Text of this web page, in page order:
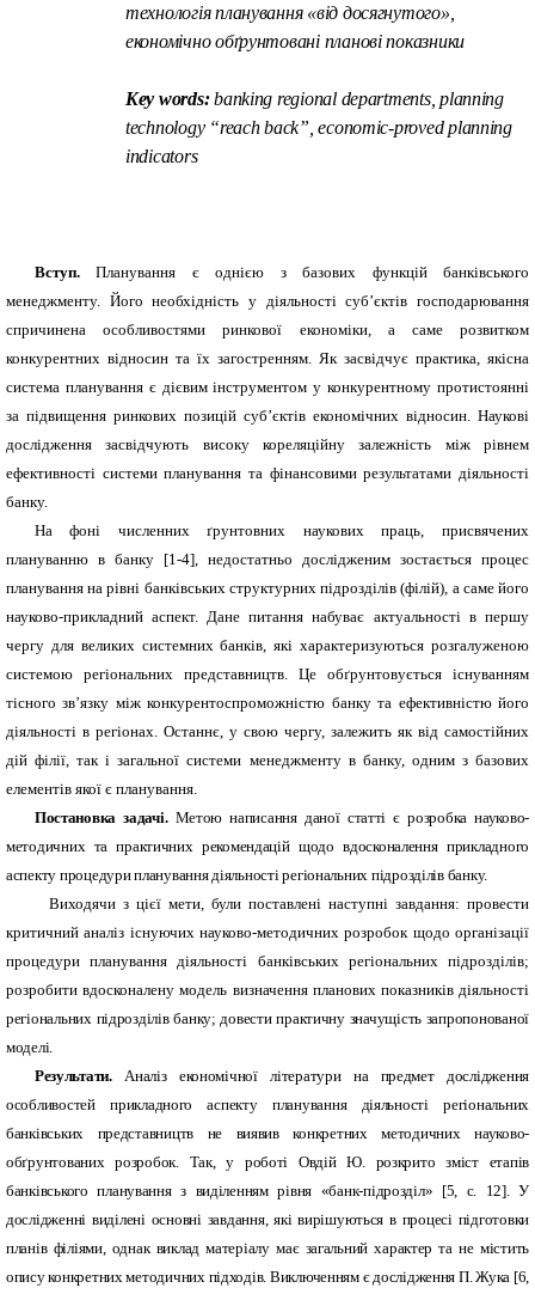
технологія планування «від досягнутого»,
економічно обґрунтовані планові показники
Key words:banking regional departments, planning
technology “reachback”, economic-proved planning
indicators
Вступ.Планування є однією з базових функцій банківського
менеджменту. Його необхідність у діяльності суб’єктів господарювання
спричинена особливостями ринкової економіки, а саме розвитком
конкурентних відносин та їх загостренням. Як засвідчує практика, якісна
система планування є дієвим інструментом у конкурентному протистоянні
за підвищення ринкових позицій суб’єктів економічних відносин. Наукові
дослідження засвідчують високу кореляційну залежність між рівнем
ефективності системи планування та фінансовими результатами діяльності
банку.
На фоні численних ґрунтовних наукових праць, присвячених
плануванню в банку [1-4], недостатньо дослідженим зостається процес
планування на рівні банківських структурних підрозділів (філій), а саме його
науково-прикладний аспект.
Дане питання набуває актуальності в першу
чергу для великих системних банків, які характеризуються розгалуженою
системою регіональних представництв. Це обґрунтовується існуванням
тісного зв’язку між конкурентоспроможністю банку та ефективністю його
діяльності в регіонах. Останнє, у свою чергу, залежить як від самостійних
дій філії, так і загальної системи менеджменту в банку, одним з базових
елементів якої є планування.
Постановка задачі. Метою написання даної статті є розробка науково-
методичних та практичних рекомендацій щодо вдосконалення прикладного
аспекту процедури планування діяльності регіональних підрозділів банку.
Виходячи з цієї мети, були поставлені наступні завдання: провести
критичний аналіз існуючих науково-методичних розробок щодо організації
процедури планування діяльності банківських регіональних підрозділів;
розробити вдосконалену модель визначення планових показників діяльності
регіональних підрозділів банку; довести практичну значущість запропонованої
моделі.
Результати.Аналіз економічної літератури на предмет дослідження
особливостей прикладного аспекту планування діяльності регіональних
банківських представництв не виявив конкретних методичних науково-
обґрунтованих розробок. Так, у роботі Овдій Ю. розкрито зміст етапів
банківського планування з виділенням рівня «банк-підрозділ» [5, c. 12]. У
дослідженні виділені основні завдання, які вирішуються в процесі підготовки
планів філіями, однак виклад матеріалу має загальний характер та не містить
опису конкретних методичних підходів. Виключенням є дослідження П. Жука [6,